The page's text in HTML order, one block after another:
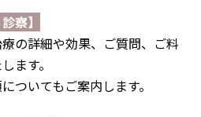
察】
の詳細や効果、ご質問、ご料
ます。
ついてもご案内します。